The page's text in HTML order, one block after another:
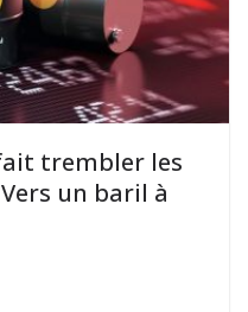
trembler les
un baril à